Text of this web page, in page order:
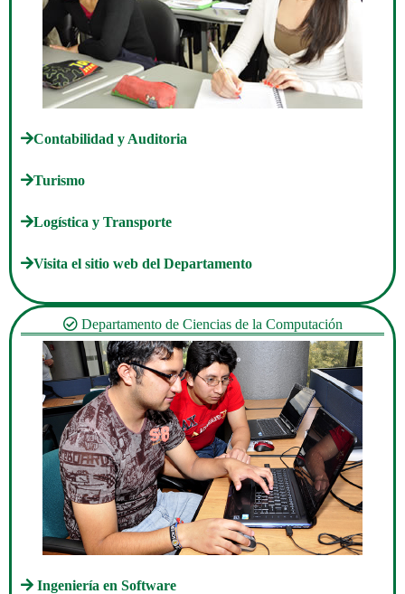
Contabilidad y Auditoria
Turismo
Logística y Transporte
Visita el sitio web del Departamento
Departamento de Ciencias de la Computación
Ingeniería en Software